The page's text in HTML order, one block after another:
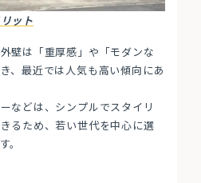
ット
壁は「重厚感」や「モダンな
、最近では人気も高い傾向にあ
などは、シンプルでスタイリ
るため、若い世代を中心に選
。